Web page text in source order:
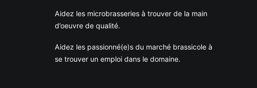
Aidez les microbrasseries à trouver de la main
d’oeuvre de qualité.
Aidez les passionné(e)s du marché brassicole à
se trouver un emploi dans le domaine.